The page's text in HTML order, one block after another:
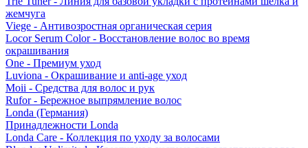
жемчуга
Viege - Антивозростная органическая серия
Locor Serum Color - Восстановление волос во время
окрашивания
One - Премиум уход
Luviona - Окрашивание и anti-age уход
Moii - Средства для волос и рук
Rufor - Бережное выпрямление волос
Londa (Германия)
Принадлежности Londa
Londa Care - Коллекция по уходу за волосами